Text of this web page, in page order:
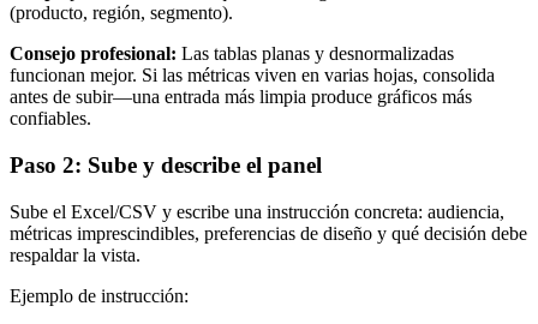
(producto, región, segmento).
Consejo profesional: Las tablas planas y desnormalizadas
funcionan mejor. Si las métricas viven en varias hojas, consolida
antes de subir—una entrada más limpia produce gráficos más
confiables.
Paso 2: Sube y describe el panel
Sube el Excel/CSV y escribe una instrucción concreta: audiencia,
métricas imprescindibles, preferencias de diseño y qué decisión debe
respaldar la vista.
Ejemplo de instrucción: